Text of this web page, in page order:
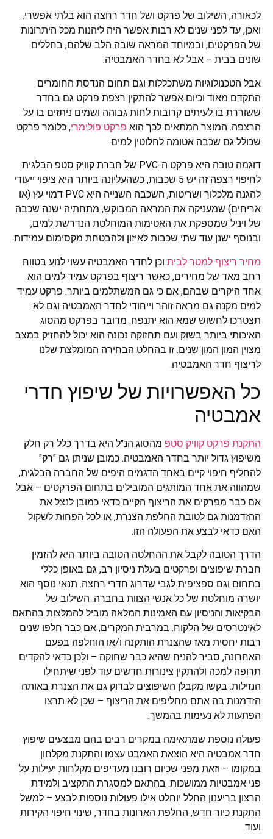
לכאורה, השילוב של פרקט ושל חדר רחצה הוא בלתי אפשרי.
ואכן, עד לפני שנים לא רבות אפשר היה ליהנות מכל היתרונות
של הפרקטים, ובמיוחד המראה שובה הלב שלהם, בחללים
שונים בבית – אבל לא בחדר האמבטיה.
אבל הטכנולוגיות משתכללות וגם תחום הנדסת החומרים
התקדם מאוד וכיום אפשר להתקין רצפת פרקט גם בחדר
ששוררת בו לעיתים קרובות לחות גבוהה ושמים ניתזים בו על
הרצפה. המוצר המתאים לכך הוא פרקט פולימרי, כלומר פרקט
שכולל גם שכבה אטומה לחלוטין למים.
דוגמה טובה היא פרקט ה-PVC של חברת קוויק סטפ הבלגית.
לחיפוי רצפה זה יש 5 שכבות, כשהעליונה ביותר היא ציפוי ייעודי
להגנה מלכלוך ושריטות, השכבה השנייה היא PVC דמוי עץ (או
אריחים) שמעניקה את המראה המבוקש, מתחתיה ישנה שכבה
של ויניל שמספקת את האטימות המוחלטת הנדרשת למים,
ובנוסף ישנן עוד שתי שכבות לאיזון ולהבטחת מקסימום עמידות.
מחיר ריצוף למטר לבית וכן לחדר האמבטיה עשוי לנוע בטווח
רחב מאד של מחירים, כאשר ריצוף בפרקט עמיד למים הוא
אחד היקרים שבהם, אם כי גם המשתלמים ביותר. פרקט עמיד
למים מקנה גם מראה זוהר וייחודי לחדר האמבטיה וגם לא
תצטרכו לחשוש שמא הוא יתנפח. מדובר בפרקט מהסוג
האיכותי ביותר בשוק ועם תחזוקה נכונה הוא יכול להחזיק במצב
מצוין המון המון שנים. זו בהחלט הבחירה המומלצת שלנו
לריצוף חדר האמבטיה.
כל האפשרויות של שיפוץ חדרי
אמבטיה
התקנת פרקט קוויק סטפ מהסוג הנ"ל היא בדרך כלל רק חלק
משיפוץ גדול יותר בחדר האמבטיה. כמובן שניתן גם "רק"
להחליף חיפוי קיים באחד הדגמים היפים של החברה הבלגית,
שמהווה את אחד המותגים המובילים בתחום הפרקטים – אבל
אם כבר מפרקים את הריצוף הקיים כדאי כמובן לנצל את
ההזדמנות גם לטובת החלפת הצנרת, או לכל הפחות לשקול
האם כדאי לבצע את הפעולה הזו.
הדרך הטובה לקבל את ההחלטה הטובה ביותר היא להזמין
חברת שיפוצים ופרקטים בעלת ניסיון רב, גם באופן כללי
בתחום וגם ספציפית לגבי שדרוג חדרי רחצה. תנאי נוסף הוא
יושרה מוחלטת של כל אנשי הצוות בחברה. השילוב של
הבקיאות והניסיון עם האמינות המלאה מוביל להמלצות בהתאם
לאינטרסים של הלקוח. במרבית המקרים, אם כבר חלפו שנים
רבות יחסית מאז שהצנרת הותקנה ו/או הוחלפה בפעם
האחרונה, סביר להניח שהיא כבר שחוקה – ולכן כדאי להקדים
תרופה למכה ולהתקין צינורות חדשים עוד לפני שיתחילו
הנזילות. בקשו מקבלן השיפוצים לבדוק גם את הצנרת באותה
הזדמנות בה אתם מחליפים את הריצוף – שכן לא תרצו
הפתעות לא נעימות בהמשך.
פעולה נוספת שמתאימה במקרים רבים בהם מבצעים שיפוץ
חדר אמבטיה היא הוצאת האמבט עצמו והתקנת מקלחון
במקומו – וזאת מפני שכיום רובנו מעדיפים מקלחות יעילות על
פני אמבטיות ממושכות. בהתאם למסגרת התקציב ולמידת
הרצון בריענון החלל יוחלט אילו פעולות נוספות לבצע – למשל
התקנת כיור חדש, החלפת הארונות בחדר, שינוי חיפוי הקירות
ועוד.